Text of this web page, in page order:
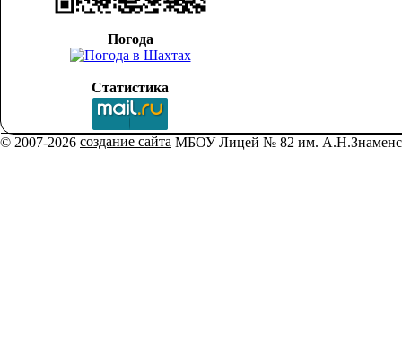
Погода
Статистика
© 2007-2026 создание сайта МБОУ Лицей № 82 им.